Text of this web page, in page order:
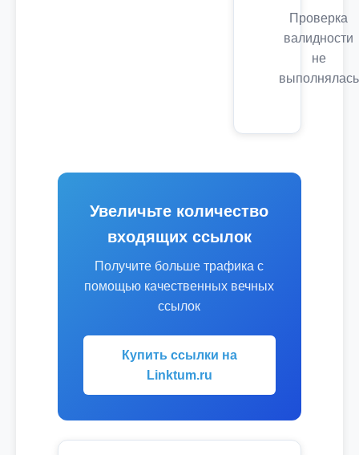
Проверка
валидности
не
выполнялась
Увеличьте количество
входящих ссылок
Получите больше трафика с
помощью качественных вечных
ссылок
Купить ссылки на
Linktum.ru